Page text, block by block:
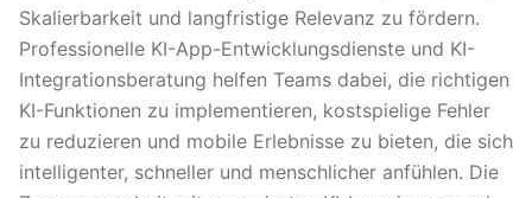
Skalierbarkeit und langfristige Relevanz zu fördern.
Professionelle KI-App-Entwicklungsdienste und KI-
Integrationsberatung helfen Teams dabei, die richtigen
KI-Funktionen zu implementieren, kostspielige Fehler
zu reduzieren und mobile Erlebnisse zu bieten, die sich
intelligenter, schneller und menschlicher anfühlen. Die